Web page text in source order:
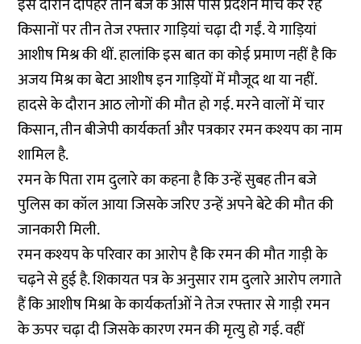
इस दौरान दोपहर तीन बजे के आस पास प्रदर्शन मार्च कर रहे
किसानों पर तीन तेज रफ्तार गाड़ियां चढ़ा दी गईं. ये गाड़ियां
आशीष मिश्र की थीं. हालांकि इस बात का कोई प्रमाण नहीं है कि
अजय मिश्र का बेटा आशीष इन गाड़ियों में मौजूद था या नहीं.
हादसे के दौरान आठ लोगों की मौत हो गई. मरने वालों में चार
किसान, तीन बीजेपी कार्यकर्ता और पत्रकार रमन कश्यप का नाम
शामिल है.
रमन के पिता राम दुलारे का कहना है कि उन्हें सुबह तीन बजे
पुलिस का कॉल आया जिसके जरिए उन्हें अपने बेटे की मौत की
जानकारी मिली.
रमन कश्यप के परिवार का आरोप है कि रमन की मौत गाड़ी के
चढ़ने से हुई है. शिकायत पत्र के अनुसार राम दुलारे आरोप लगाते
हैं कि आशीष मिश्रा के कार्यकर्ताओं ने तेज रफ्तार से गाड़ी रमन
के ऊपर चढ़ा दी जिसके कारण रमन की मृत्यु हो गई. वहीं